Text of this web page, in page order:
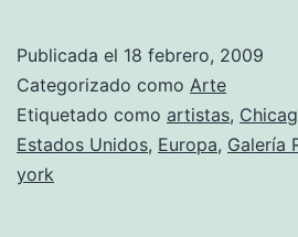
Publicada el 18 febrero, 2009
Categorizado como Arte
Etiquetado como artistas,
Estados Unidos, Europa, Galería
york